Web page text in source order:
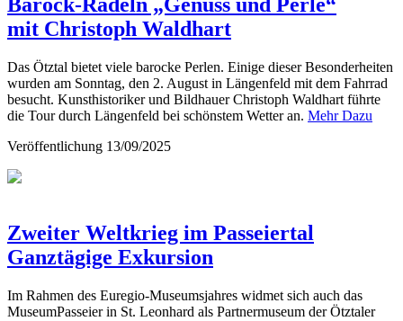
mit Christoph Waldhart
Das Ötztal bietet viele barocke Perlen. Einige dieser Besonderheiten
wurden am Sonntag, den 2. August in Längenfeld mit dem Fahrrad
besucht. Kunsthistoriker und Bildhauer Christoph Waldhart führte
die Tour durch Längenfeld bei schönstem Wetter an. Mehr Dazu
Veröffentlichung 13/09/2025
Zweiter Weltkrieg im Passeiertal
Ganztägige Exkursion
Im Rahmen des Euregio-Museumsjahres widmet sich auch das
MuseumPasseier in St. Leonhard als Partnermuseum der Ötztaler